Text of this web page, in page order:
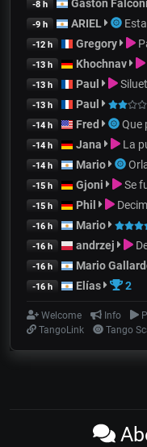
-8 h Gastón Falconi
-9 h ARIEL
-12 h Gregory
-13 h Khochnav
-13 h Paul
-13 h Paul
-14 h Fred Que
-14 h Jana La
-14 h Mario
-15 h Gjoni Se
-15 h Phil
-16 h Mario
-16 h andrzej
-16 h Mario
-16 h Elías 2
Welcome Info
TangoLink
Tango